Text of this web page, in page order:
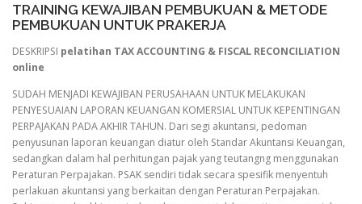
TRAINING KEWAJIBAN PEMBUKUAN & METODE
PEMBUKUAN UNTUK PRAKERJA
DESKRIPSI pelatihan TAX ACCOUNTING & FISCAL RECONCILIATION
online
SUDAH MENJADI KEWAJIBAN PERUSAHAAN UNTUK MELAKUKAN
PENYESUAIAN LAPORAN KEUANGAN KOMERSIAL UNTUK KEPENTINGAN
PERPAJAKAN PADA AKHIR TAHUN. Dari segi akuntansi, pedoman
penyusunan laporan keuangan diatur oleh Standar Akuntansi Keuangan,
sedangkan dalam hal perhitungan pajak yang teutangng menggunakan
Peraturan Perpajakan. PSAK sendiri tidak secara spesifik menyentuh
perlakuan akuntansi yang berkaitan dengan Peraturan Perpajakan.